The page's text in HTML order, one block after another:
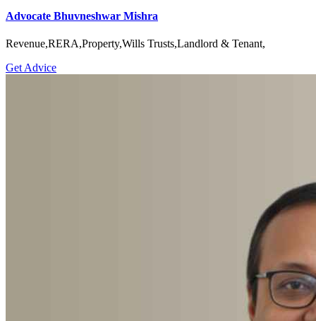
Advocate Bhuvneshwar Mishra
Revenue,RERA,Property,Wills Trusts,Landlord & Tenant,
Get Advice